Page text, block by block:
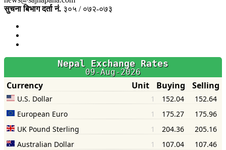
सुचना बिभाग दर्ता नं. ३०५ / ०७२-०७३